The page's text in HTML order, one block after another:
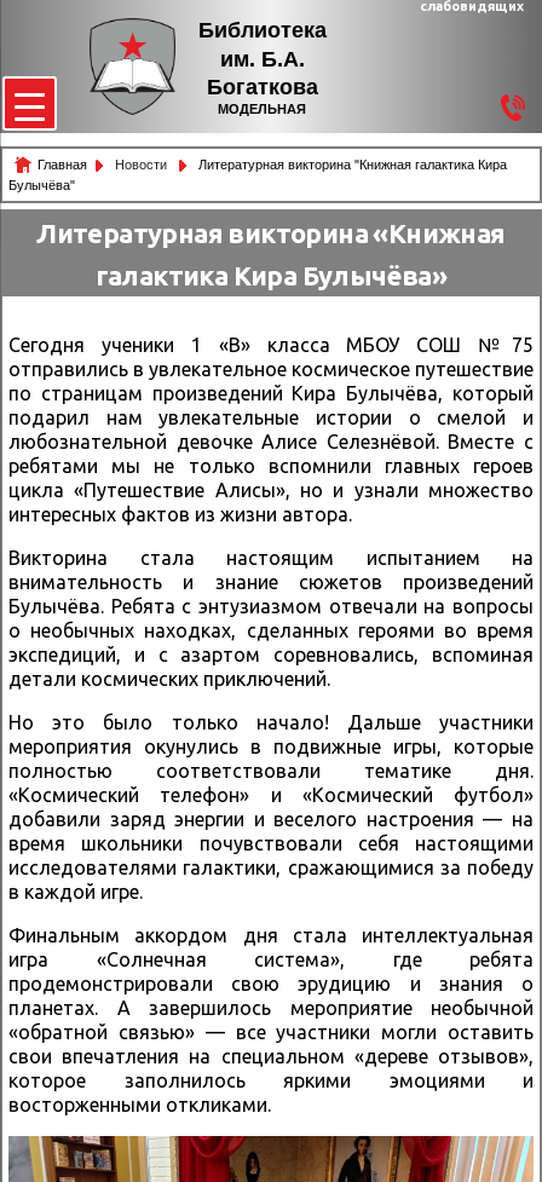
Библиотека
им. Б.А.
Богаткова
МОДЕЛЬНАЯ
слабовидящих
Главная Новости
Литературная викторина "Книжная галактика Кира
Булычёва"
Литературная викторина «Книжная
галактика Кира Булычёва»
Сегодня ученики 1 «В» класса МБОУ СОШ №75
отправились в увлекательное космическое путешествие
по страницам произведений Кира Булычёва, который
подарил нам увлекательные истории о смелой и
любознательной девочке Алисе Селезнёвой. Вместе с
ребятами мы не только вспомнили главных героев
цикла «Путешествие Алисы», но и узнали множество
интересных фактов из жизни автора.
Викторина стала настоящим испытанием на
внимательность и знание сюжетов произведений
Булычёва. Ребята с энтузиазмом отвечали на вопросы
о необычных находках, сделанных героями во время
экспедиций, и с азартом соревновались, вспоминая
детали космических приключений.
Но это было только начало! Дальше участники
мероприятия окунулись в подвижные игры, которые
полностью соответствовали тематике дня.
«Космический телефон» и «Космический футбол»
добавили заряд энергии и веселого настроения — на
время школьники почувствовали себя настоящими
исследователями галактики, сражающимися за победу
в каждой игре.
Финальным аккордом дня стала интеллектуальная
игра «Солнечная система», где ребята
продемонстрировали свою эрудицию и знания о
планетах. А завершилось мероприятие необычной
«обратной связью» — все участники могли оставить
свои впечатления на специальном «дереве отзывов»,
которое заполнилось яркими эмоциями и
восторженными откликами.